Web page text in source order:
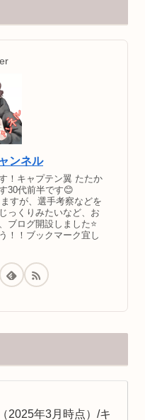
ンネル
！キャプテン翼 たたか
30代前半です😊
すが、選手考察などを
っくりみたいなど、お
ブログ開設しました⭐️
！！ブックマーク宜し
2025年3月時点）/キ